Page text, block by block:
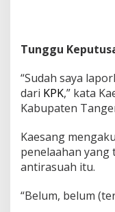
Tunggu
“Sudah saya
dari KPK,” kata
Kabupaten
Kaesang
penelaahan yang
antirasuah itu.
“Belum, belum